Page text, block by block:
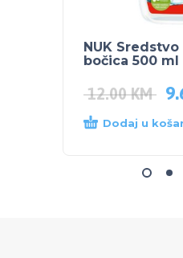
NUK
bočica 500 ml
12.00KM
Dodaj u